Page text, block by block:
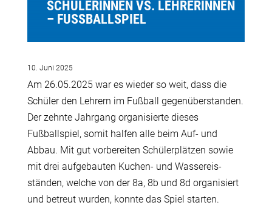
SCHÜLERINNEN VS. LEHRERINNEN
– FUSSBALLSPIEL
10. Juni 2025
Am 26.05.2025 war es wieder so weit, dass die
Schüler den Lehrern im Fußball gegenüberstanden.
Der zehnte Jahrgang organisierte dieses
Fußballspiel, somit halfen alle beim Auf- und
Abbau. Mit gut vorbereiten Schülerplätzen sowie
mit drei aufgebauten Kuchen- und Wassereis-
ständen, welche von der 8a, 8b und 8d organisiert
und betreut wurden, konnte das Spiel starten.